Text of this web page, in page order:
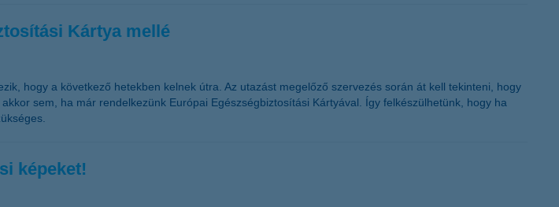
Kártya mellé
hogy a következő hetekben kelnek útra. Az utazást megelőző szervezés során át kell tekinteni, hogy
sem, ha már rendelkezünk Európai Egészségbiztosítási Kártyával. Így felkészülhetünk, hogy ha
képeket!